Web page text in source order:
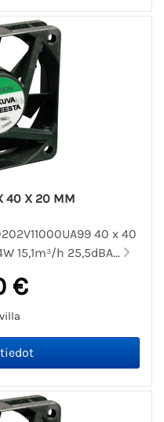
40 X 20 MM
40 x 40
15,1m³/h 25,5dBA...
€